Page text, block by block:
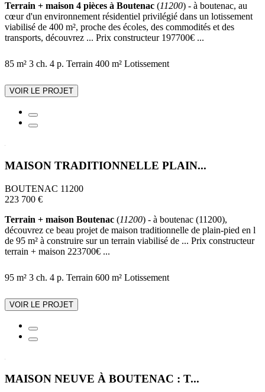
Terrain + maison 4 pièces à Boutenac (11200) - à boutenac, au
cœur d'un environnement résidentiel privilégié dans un lotissement
viabilisé de 400 m², proche des écoles, des commodités et des
transports, découvrez ... Prix constructeur 197700€ ...
85 m² 3 ch. 4 p. Terrain 400 m² Lotissement
VOIR LE PROJET
MAISON TRADITIONNELLE PLAIN...
BOUTENAC 11200
223 700 €
Terrain + maison Boutenac (11200) - à boutenac (11200),
découvrez ce beau projet de maison traditionnelle de plain-pied en l
de 95 m² à construire sur un terrain viabilisé de ... Prix constructeur
terrain + maison 223700€ ...
95 m² 3 ch. 4 p. Terrain 600 m² Lotissement
VOIR LE PROJET
MAISON NEUVE À BOUTENAC : T...